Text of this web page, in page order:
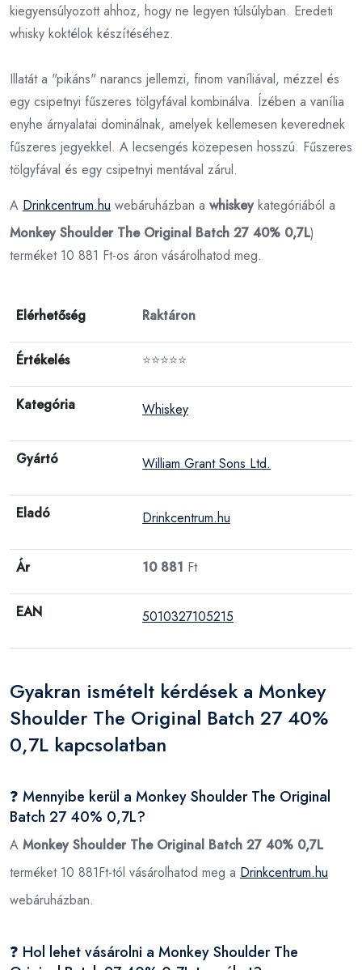
kiegyensúlyozott ahhoz, hogy ne legyen túlsúlyban. Eredeti
whisky koktélok készítéséhez.
Illatát a "pikáns" narancs jellemzi, finom vaníliával, mézzel és
egy csipetnyi fűszeres tölgyfával kombinálva. Ízében a vanília
enyhe árnyalatai dominálnak, amelyek kellemesen keverednek
fűszeres jegyekkel. A lecsengés közepesen hosszú. Fűszeres
tölgyfával és egy csipetnyi mentával zárul.
A Drinkcentrum.hu webáruházban a whiskeykategóriából a
Monkey Shoulder The Original Batch 27 40% 0,7L)
terméket 10 881 Ft-os áron vásárolhatod meg.
Elérhetőség Raktáron
Értékelés ⭐⭐⭐⭐⭐
Kategória Whiskey
Gyártó William Grant Sons Ltd.
Eladó Drinkcentrum.hu
Ár 10 881 Ft
EAN 5010327105215
Gyakran ismételt kérdések a Monkey
Shoulder The Original Batch 27 40%
0,7L kapcsolatban
❓ Mennyibe kerül a Monkey Shoulder The Original
Batch 27 40% 0,7L?
A Monkey Shoulder The Original Batch 27 40% 0,7L
terméket 10 881Ft-tól vásárolhatod meg a Drinkcentrum.hu
webáruházban.
❓ Hol lehet vásárolni a Monkey Shoulder The